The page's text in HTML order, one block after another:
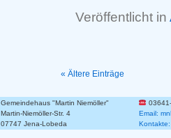
Veröffentlicht in
« Ältere Einträge
Gemeindehaus "Martin Niemöller"
Martin-Niemöller-Str. 4
Email:
07747 Jena-Lobeda